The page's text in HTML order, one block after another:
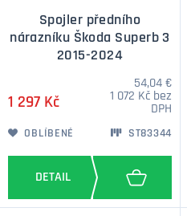
Spojler předního
nárazníku Škoda Superb 3
2015-2024
1 297 Kč
54,04 €
1 072 Kč bez
DPH
OBLÍBENÉ ST83344